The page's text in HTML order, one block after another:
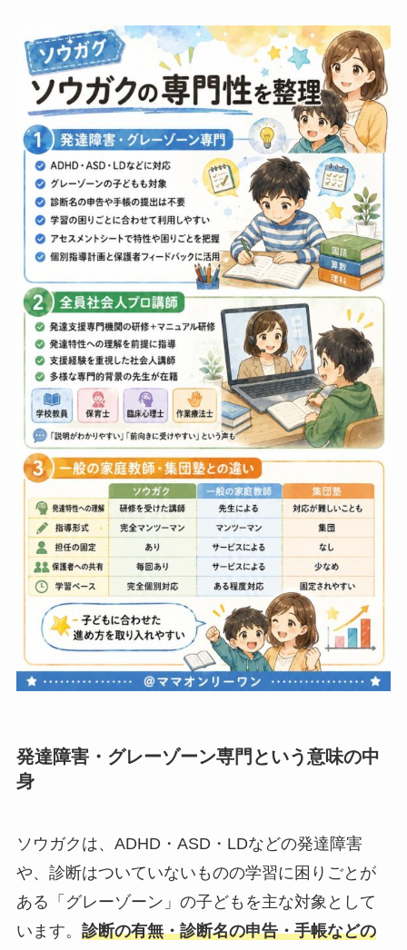
発達障害・グレーゾーン専門という意味の中
身
ソウガクは、ADHD・ASD・LDなどの発達障害
や、診断はついていないものの学習に困りごとが
ある「グレーゾーン」の子どもを主な対象として
います。 診断の有無・診断名の申告・手帳などの